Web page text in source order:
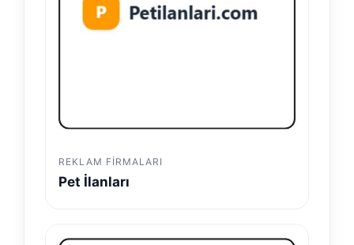
REKLAM FIRMALARI
Pet İlanları